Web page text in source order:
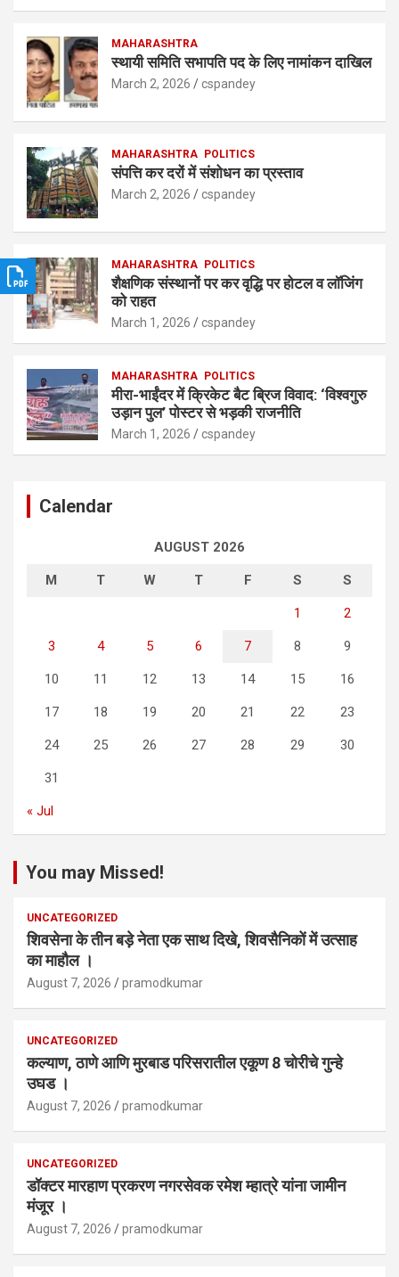
s
A
p
p
b
o
o
k
dI
n
e
MAHARASHTRA
स्थायी समिति सभापति पद के लिए नामांकन दाखिल
March 2, 2026 cspandey
MAHARASHTRA POLITICS
संपत्ति कर दरों में संशोधन का प्रस्ताव
March 2, 2026 cspandey
MAHARASHTRA POLITICS
शैक्षणिक संस्थानों पर कर वृद्धि पर होटल व लॉजिंग
को राहत
March 1, 2026 cspandey
MAHARASHTRA POLITICS
मीरा-भाईंदर में क्रिकेट बैट ब्रिज विवाद: ‘विश्वगुरु
उड़ान पुल’ पोस्टर से भड़की राजनीति
March 1, 2026 cspandey
Calendar
AUGUST 2026
M T W T F S S
1 2
3 4 5 6 7 8 9
10 11 12 13 14 15 16
17 18 19 20 21 22 23
24 25 26 27 28 29 30
31
« Jul
You may Missed!
UNCATEGORIZED
शिवसेना के तीन बड़े नेता एक साथ दिखे, शिवसैनिकों में उत्साह
का माहौल ।
August 7, 2026 pramodkumar
UNCATEGORIZED
कल्याण, ठाणे आणि मुरबाड परिसरातील एकूण 8 चोरीचे गुन्हे
उघड ।
August 7, 2026 pramodkumar
UNCATEGORIZED
डॉक्टर मारहाण प्रकरण नगरसेवक रमेश म्हात्रे यांना जामीन
मंजूर ।
August 7, 2026 pramodkumar